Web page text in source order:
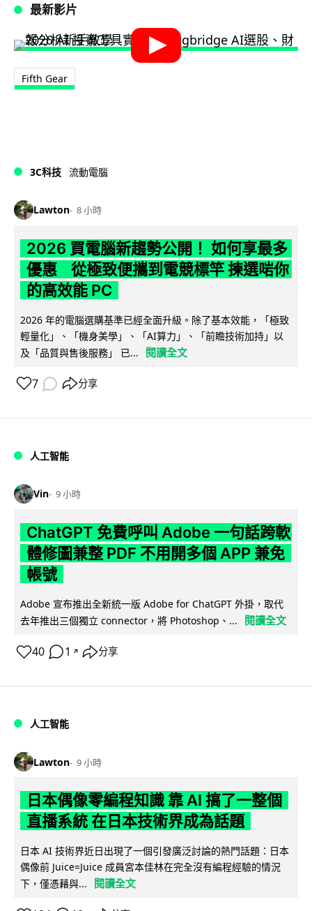
最新影片
Fifth Gear
3C科技 流動電腦
Lawton 8 小時
2026 買電腦新趨勢公開！ 如何享最多
優惠 從極致便攜到電競標竿 揀選啱你
的高效能 PC
2026 年的電腦選購基準已經全面升級。除了基本效能，「極致
輕量化」、「機身美學」、「AI算力」、「前瞻技術加持」以
及「品質與售後服務」 已...
閱讀全文
7 分享
人工智能
Vin 9 小時
ChatGPT 免費呼叫 Adobe 一句話跨軟
體修圖兼整 PDF 不用開多個 APP 兼免
帳號
Adobe 宣布推出全新統一版 Adobe for ChatGPT 外掛，取代
去年推出三個獨立 connector，將 Photoshop、...
閱讀全文
40 1 ↗ 分享
人工智能
Lawton 9 小時
日本偶像零編程知識 靠 AI 搞了一整個
直播系統 在日本技術界成為話題
日本 AI 技術界近日出現了一個引發廣泛討論的熱門話題：日本
偶像前 Juice=Juice 成員宮本佳林在完全沒有編程經驗的情況
下，僅憑藉與...
閱讀全文